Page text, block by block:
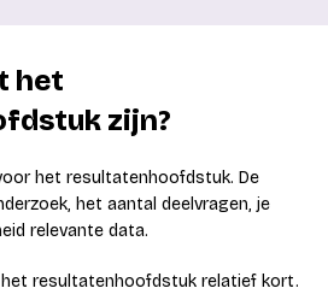
het
zijn?
het resultatenhoofdstuk. De
het aantal deelvragen, je
relevante data.
resultatenhoofdstuk relatief kort.